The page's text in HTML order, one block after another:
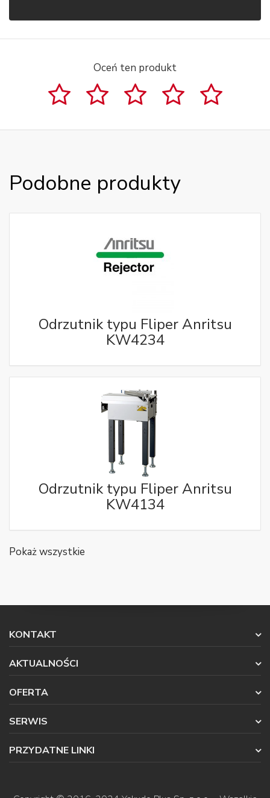
Oceń ten produkt
Podobne produkty
Odrzutnik typu Fliper Anritsu
KW4234
Odrzutnik typu Fliper Anritsu
KW4134
Pokaż wszystkie
KONTAKT
AKTUALNOŚCI
OFERTA
SERWIS
PRZYDATNE LINKI